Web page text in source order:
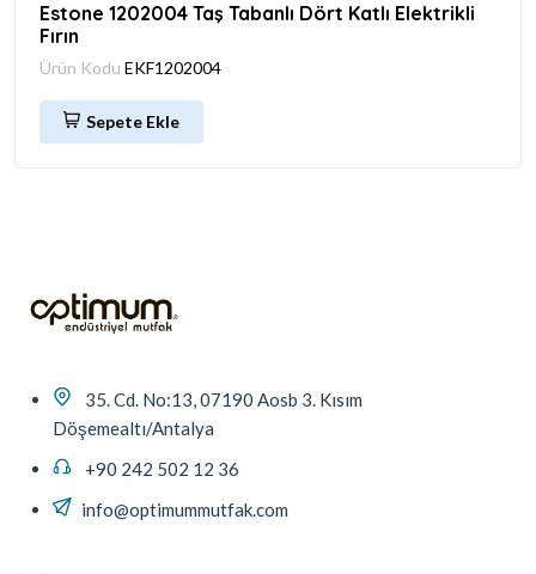
Estone 1202004 Taş Tabanlı Dört Katlı Elektrikli
Fırın
Ürün Kodu EKF1202004
Sepete Ekle
35. Cd. No:13, 07190 Aosb 3. Kısım
Döşemealtı/Antalya
+90 242 502 12 36
info@optimummutfak.com